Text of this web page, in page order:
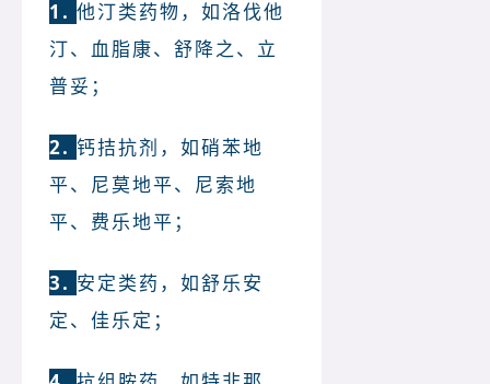
1. 他汀类药物，如洛伐他
汀、血脂康、舒降之、立
普妥；
2. 钙拮抗剂，如硝苯地
平、尼莫地平、尼索地
平、费乐地平；
3. 安定类药，如舒乐安
定、佳乐定；